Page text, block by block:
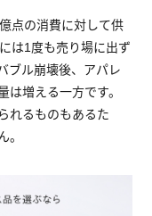
点の消費に対して供
は1度も売り場に出ず
ブル崩壊後、アパレ
は増える一方です。
れるものもあるた
。